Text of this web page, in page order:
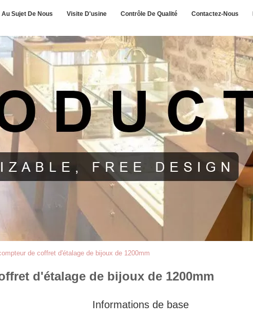
Au Sujet De Nous Visite D'usine Contrôle De Qualité Contactez-Nous
de coffret d'étalage de bijoux de 1200mm
d'étalage de bijoux de 1200mm
Informations de base